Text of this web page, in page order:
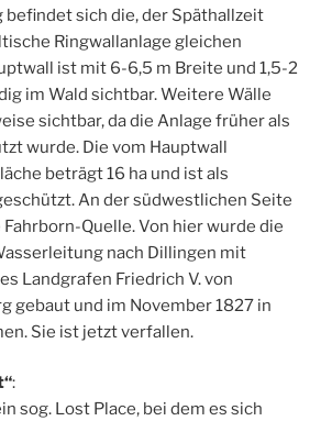
befindet sich die, der Späthallzeit
Ringwallanlage gleichen
ist mit 6-6,5 m Breite und 1,5-2
im Wald sichtbar. Weitere Wälle
sichtbar, da die Anlage früher als
wurde. Die vom Hauptwall
beträgt 16 ha und ist als
An der südwestlichen Seite
Quelle. Von hier wurde die
nach Dillingen mit
Landgrafen Friedrich V. von
gebaut und im November 1827 in
Sie ist jetzt verfallen.
:
sog. Lost Place, bei dem es sich